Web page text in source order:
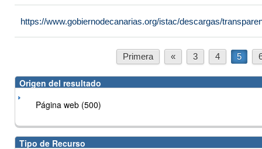
https://www.gobiernodecanarias.org/istac/descargas/
Primera « 3 4 5
Origen del resultado
Página web (500)
Tipo de Recurso